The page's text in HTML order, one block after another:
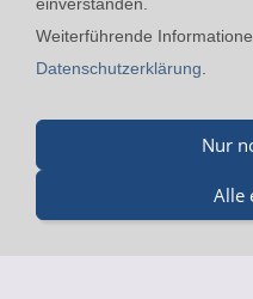
Kontakt 24h-Notfall-
Merz GmbH - Beinheimer
Weiterführende
Datenschutzerklärung
Nur
Alle